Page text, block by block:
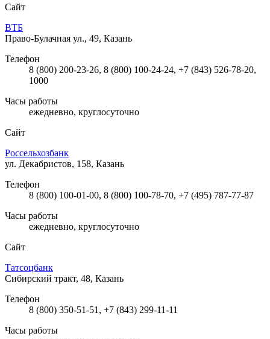
Сайт
ВТБ
Право-Булачная ул., 49, Казань
Телефон
8 (800) 200-23-26, 8 (800) 100-24-24, +7 (843) 526-78-20,
1000
Часы работы
ежедневно, круглосуточно
Сайт
Россельхозбанк
ул. Декабристов, 158, Казань
Телефон
8 (800) 100-01-00, 8 (800) 100-78-70, +7 (495) 787-77-87
Часы работы
ежедневно, круглосуточно
Сайт
Татсоцбанк
Сибирский тракт, 48, Казань
Телефон
8 (800) 350-51-51, +7 (843) 299-11-11
Часы работы